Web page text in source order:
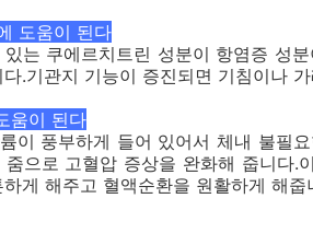
도움이 된다
는 쿠에르치트린 성분이 항염증 성
.기관지 기능이 증진되면 기침이나
움이 된다
이 풍부하게 들어 있어서 체내 불필
으로 고혈압 증상을 완화해 줍니다.
게 해주고 혈액순환을 원활하게 해줍